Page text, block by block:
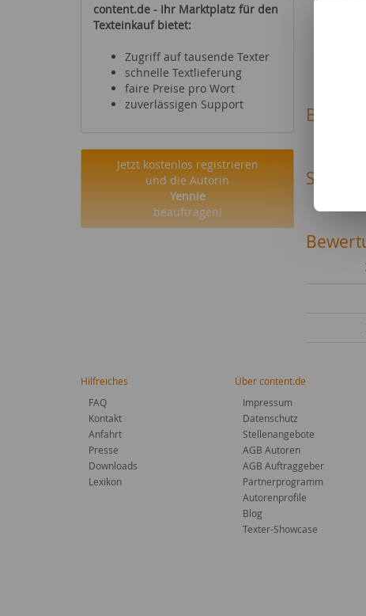
content.de - Ihr Marktplatz für den
Texteinkauf bietet:
Zugriff auf tausende Texter
schnelle Textlieferung
faire Preise pro Wort
zuverlässigen Support
Jetzt kostenlos registrieren
und die Autorin
Yennie
beauftragen!
Mode
Hilfreiches
FAQ
Kontakt
Anfahrt
Presse
Downloads
Lexikon
Über content.de
Impressum
Datenschutz
Stellenangebote
AGB Autoren
AGB Auftraggeber
Partnerprogramm
Autorenprofile
Blog
Texter-Showcase